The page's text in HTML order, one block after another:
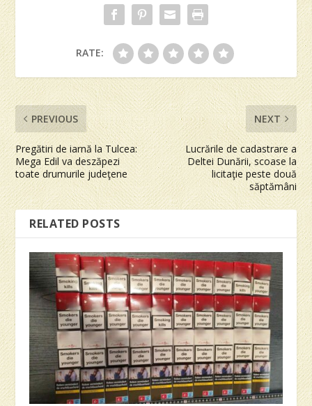
RATE:
PREVIOUS
Pregătiri de iarnă la Tulcea:
Mega Edil va deszăpezi
toate drumurile judeţene
NEXT
Lucrările de cadastrare a
Deltei Dunării, scoase la
licitaţie peste două
săptămâni
RELATED POSTS